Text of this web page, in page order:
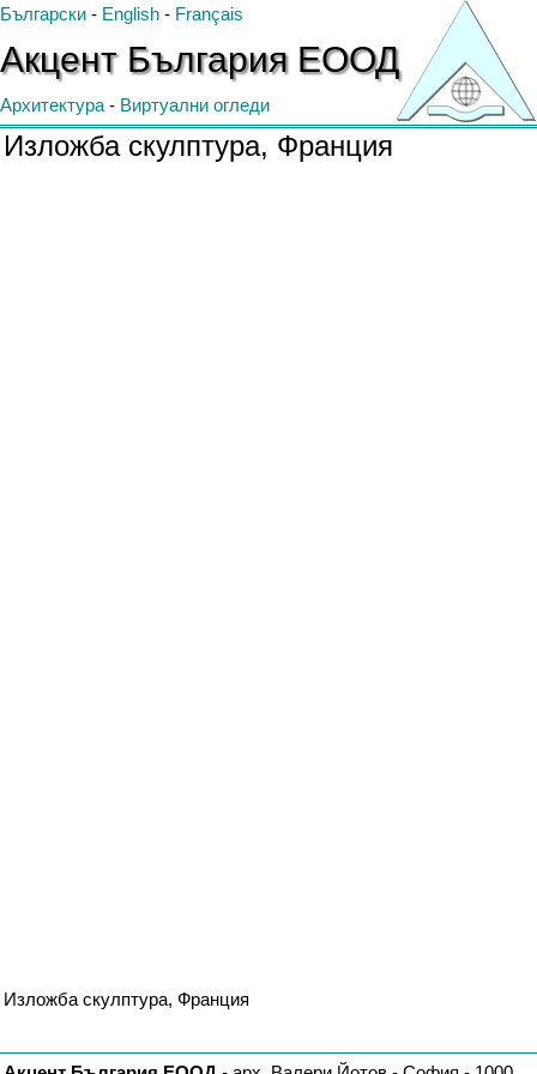
Български - English - Français
Акцент България ЕООД
Архитектура - Виртуални огледи
Изложба скулптура, Франция
Изложба скулптура, Франция